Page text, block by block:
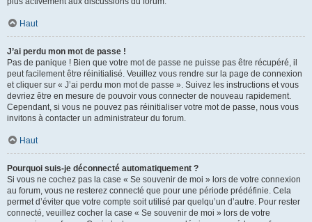
Haut
J’ai perdu mon mot de passe !
Pas de panique ! Bien que votre mot de passe ne puisse pas être récupéré, il
peut facilement être réinitialisé. Veuillez vous rendre sur la page de connexion
et cliquer sur « J’ai perdu mon mot de passe ». Suivez les instructions et vous
devriez être en mesure de pouvoir vous connecter de nouveau rapidement.
Cependant, si vous ne pouvez pas réinitialiser votre mot de passe, nous vous
invitons à contacter un administrateur du forum.
Haut
Pourquoi suis-je déconnecté automatiquement ?
Si vous ne cochez pas la case « Se souvenir de moi » lors de votre connexion
au forum, vous ne resterez connecté que pour une période prédéfinie. Cela
permet d’éviter que votre compte soit utilisé par quelqu’un d’autre. Pour rester
connecté, veuillez cocher la case « Se souvenir de moi » lors de votre